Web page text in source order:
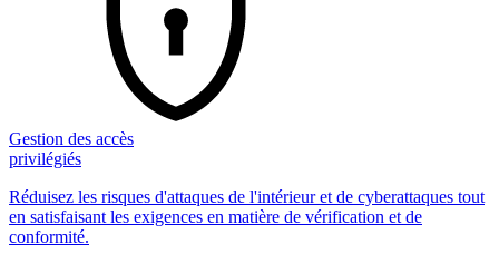
Gestion des accès
privilégiés
Réduisez les risques d'attaques de l'intérieur et de cyberattaques tout
en satisfaisant les exigences en matière de vérification et de
conformité.